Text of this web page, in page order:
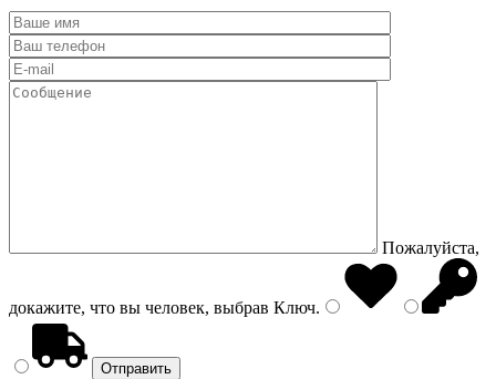
Пожалуйста,
докажите, что вы человек, выбрав Ключ.